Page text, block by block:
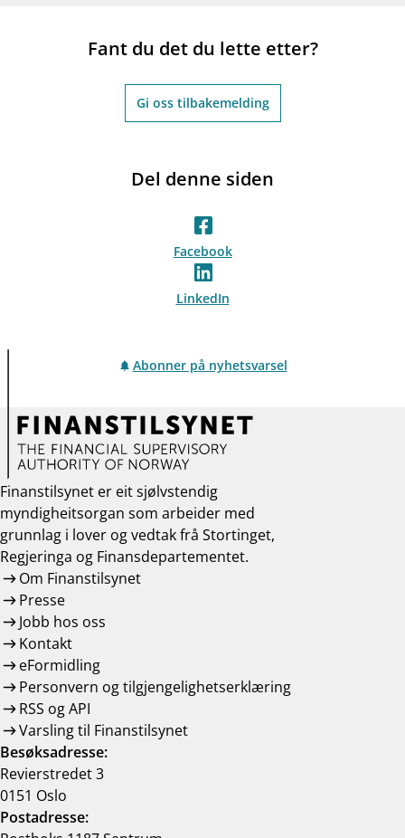
Fant du det du lette etter?
Gi oss tilbakemelding
Del denne siden
Facebook
LinkedIn
Abonner på nyhetsvarsel
Finanstilsynet er eit sjølvstendig
myndigheitsorgan som arbeider med
grunnlag i lover og vedtak frå Stortinget,
Regjeringa og Finansdepartementet.
Om Finanstilsynet
Presse
Jobb hos oss
Kontakt
eFormidling
Personvern og tilgjengelighetserklæring
RSS og API
Varsling til Finanstilsynet
Besøksadresse:
Revierstredet 3
0151 Oslo
Postadresse: